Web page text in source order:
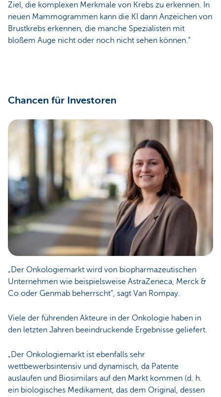
Ziel, die komplexen Merkmale von Krebs zu erkennen. In
neuen Mammogrammen kann die KI dann Anzeichen von
Brustkrebs erkennen, die manche Spezialisten mit
bloßem Auge nicht oder noch nicht sehen können.“
Chancen für Investoren
„Der Onkologiemarkt wird von biopharmazeutischen
Unternehmen wie beispielsweise AstraZeneca, Merck &
Co oder Genmab beherrscht“, sagt Van Rompay.
Viele der führenden Akteure in der Onkologie haben in
den letzten Jahren beeindruckende Ergebnisse geliefert.
„Der Onkologiemarkt ist ebenfalls sehr
wettbewerbsintensiv und dynamisch, da Patente
auslaufen und Biosimilars auf den Markt kommen (d. h.
ein biologisches Medikament, das dem Original, dessen